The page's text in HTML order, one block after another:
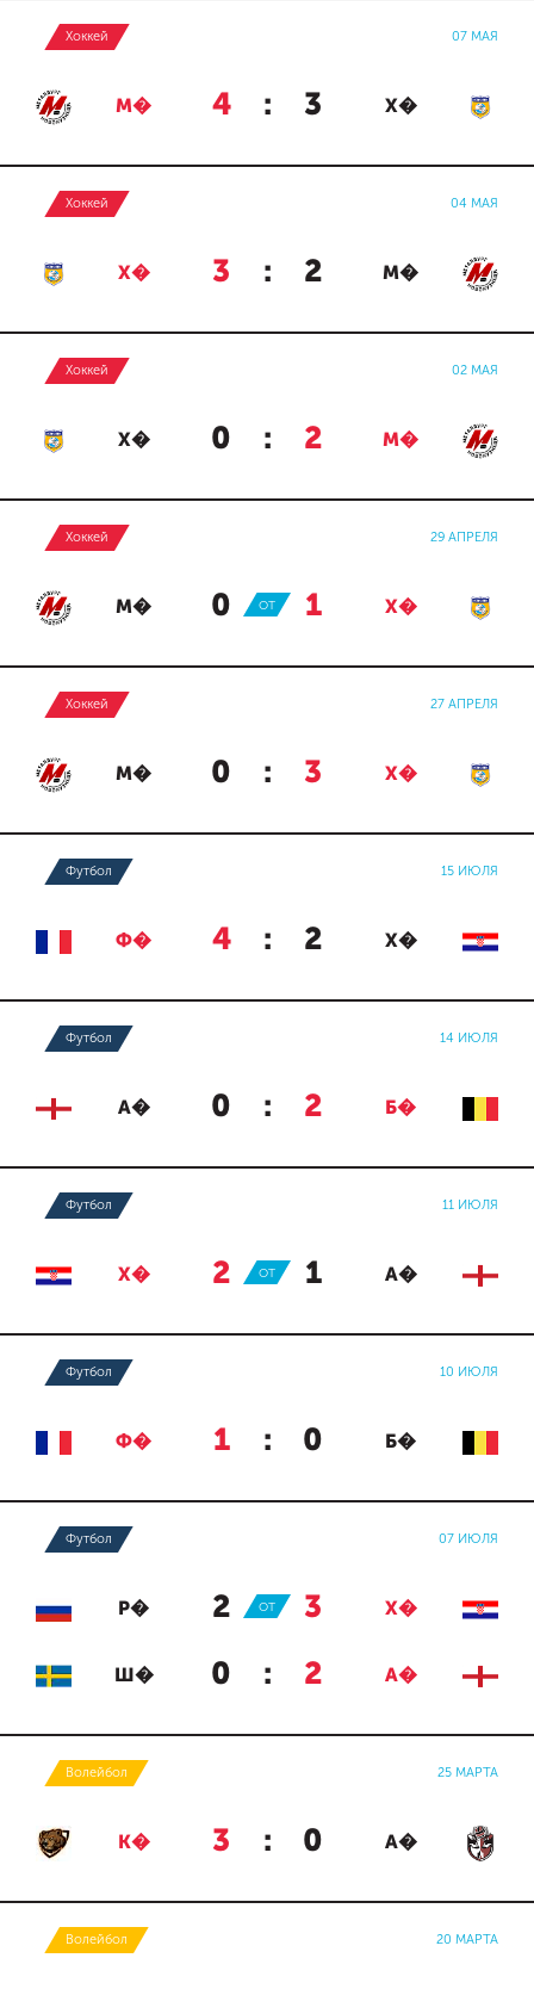
Хоккей 07 МАЯ
М� 4 : 3 Х�
Хоккей 04 МАЯ
Х� 3 : 2 М�
Хоккей 02 МАЯ
Х� 0 : 2 М�
Хоккей 29 АПРЕЛЯ
М� 0 : 1 Х�
ОТ
Хоккей 27 АПРЕЛЯ
М� 0 : 3 Х�
Футбол 15 ИЮЛЯ
Ф� 4 : 2 Х�
Футбол 14 ИЮЛЯ
А� 0 : 2 Б�
Футбол 11 ИЮЛЯ
Х� 2 : 1 А�
ОТ
Футбол 10 ИЮЛЯ
Ф� 1 : 0 Б�
Футбол 07 ИЮЛЯ
Р� 2 : 3 Х�
ОТ
Ш� 0 : 2 А�
Волейбол 25 МАРТА
К� 3 : 0 А�
Волейбол 20 МАРТА